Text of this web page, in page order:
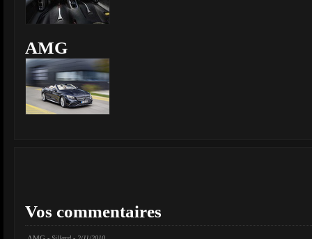
AMG
Vos commentaires